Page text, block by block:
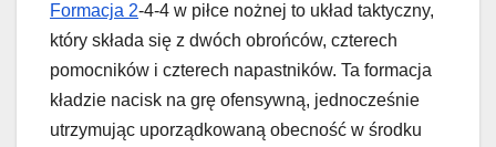
Formacja 2-4-4 w piłce nożnej to układ taktyczny,
który składa się z dwóch obrońców, czterech
pomocników i czterech napastników. Ta formacja
kładzie nacisk na grę ofensywną, jednocześnie
utrzymując uporządkowaną obecność w środku